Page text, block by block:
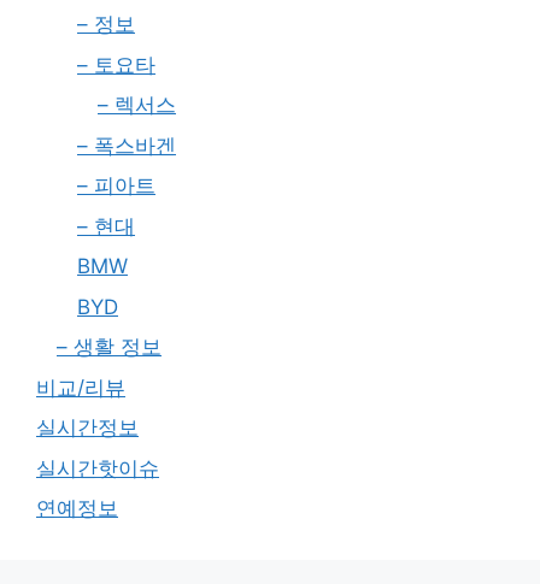
– 정보
– 토요타
– 렉서스
– 폭스바겐
– 피아트
– 현대
BMW
BYD
– 생활 정보
비교/리뷰
실시간정보
실시간핫이슈
연예정보